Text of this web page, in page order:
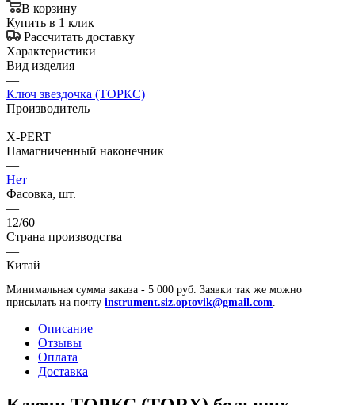
В корзину
Купить в 1 клик
Рассчитать доставку
Характеристики
Вид изделия
—
Ключ звездочка (ТОРКС)
Производитель
—
X-PERT
Намагниченный наконечник
—
Нет
Фасовка, шт.
—
12/60
Страна производства
—
Китай
Минимальная сумма заказа - 5 000 руб. Заявки так же можно
присылать на почту instrument.siz.optovik@gmail.com
Описание
Отзывы
Оплата
Доставка